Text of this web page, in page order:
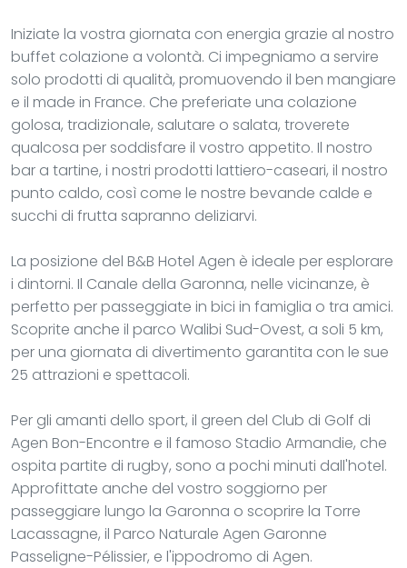
Iniziate la vostra giornata con energia grazie al nostro
buffet colazione a volontà. Ci impegniamo a servire
solo prodotti di qualità, promuovendo il ben mangiare
e il made in France. Che preferiate una colazione
golosa, tradizionale, salutare o salata, troverete
qualcosa per soddisfare il vostro appetito. Il nostro
bar a tartine, i nostri prodotti lattiero-caseari, il nostro
punto caldo, così come le nostre bevande calde e
succhi di frutta sapranno deliziarvi.
La posizione del B&B Hotel Agen è ideale per esplorare
i dintorni. Il Canale della Garonna, nelle vicinanze, è
perfetto per passeggiate in bici in famiglia o tra amici.
Scoprite anche il parco Walibi Sud-Ovest, a soli 5 km,
per una giornata di divertimento garantita con le sue
25 attrazioni e spettacoli.
Per gli amanti dello sport, il green del Club di Golf di
Agen Bon-Encontre e il famoso Stadio Armandie, che
ospita partite di rugby, sono a pochi minuti dall'hotel.
Approfittate anche del vostro soggiorno per
passeggiare lungo la Garonna o scoprire la Torre
Lacassagne, il Parco Naturale Agen Garonne
Passeligne-Pélissier, e l'ippodromo di Agen.